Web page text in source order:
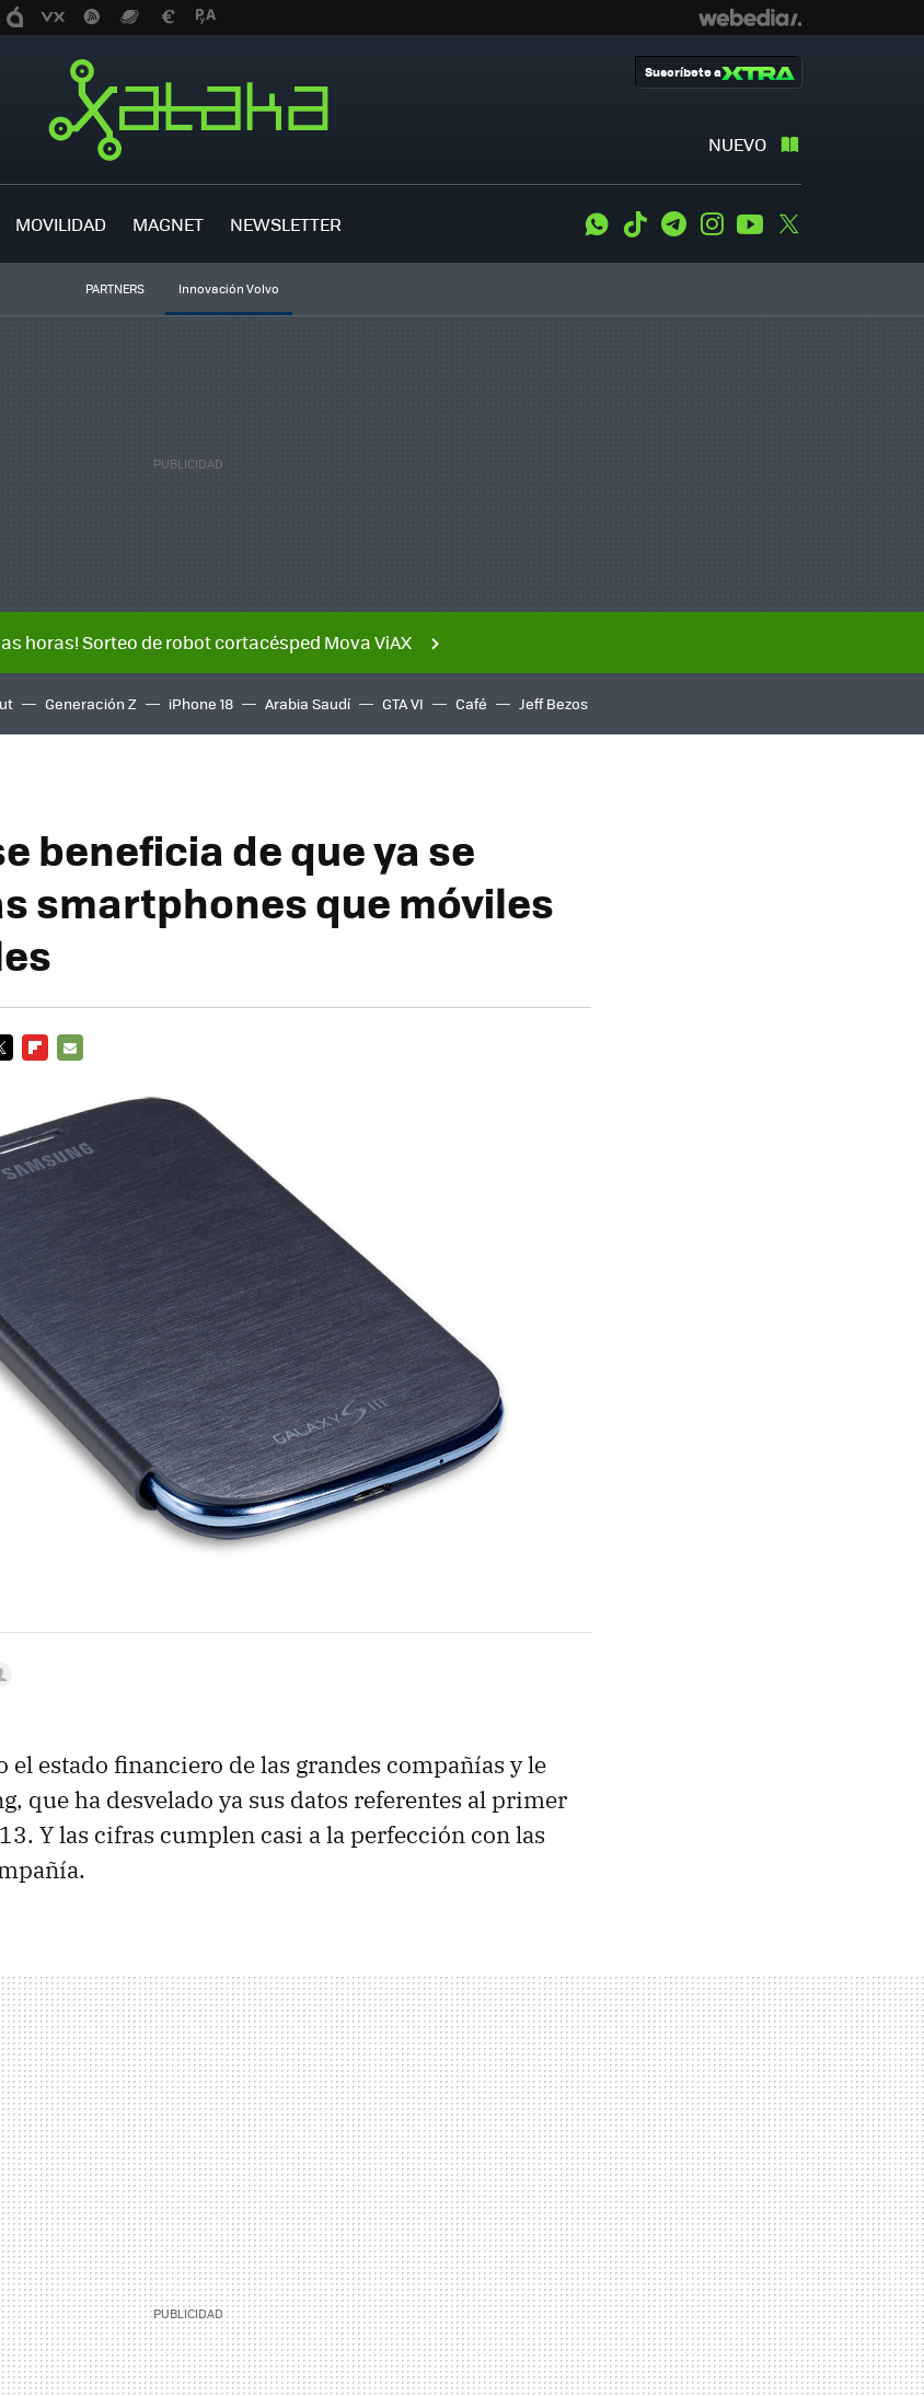
NUEVO
Suscríbete a
MOVILIDAD MAGNET NEWSLETTER WhatsApp
Tiktok TelegramInstagramYoutube
PARTNERS Innovación Volvo
horas! Sorteo de robot cortacésped Mova ViAX
Generación Z iPhone 18 Arabia Saudí GTA VI Café Jeff Bezos
beneficia de que ya se
smartphones que móviles
el estado financiero de las grandes compañías y le
que ha desvelado ya sus datos referentes al primer
Y las cifras cumplen casi a la perfección con las